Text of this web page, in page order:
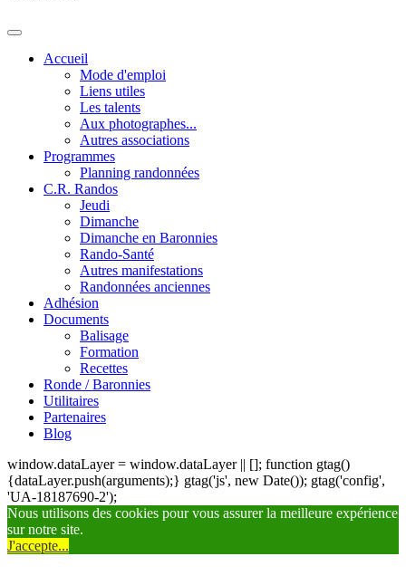
Accueil
Mode d'emploi
Liens utiles
Les talents
Aux photographes...
Autres associations
Programmes
Planning randonnées
C.R. Randos
Jeudi
Dimanche
Dimanche en Baronnies
Rando-Santé
Autres manifestations
Randonnées anciennes
Adhésion
Documents
Balisage
Formation
Recettes
Ronde / Baronnies
Utilitaires
Partenaires
Blog
window.dataLayer = window.dataLayer || []; function gtag()
{dataLayer.push(arguments);} gtag('js', new Date()); gtag('config',
'UA-18187690-2');
Nous utilisons des cookies pour vous assurer la meilleure expérience
sur notre site.
J'accepte...